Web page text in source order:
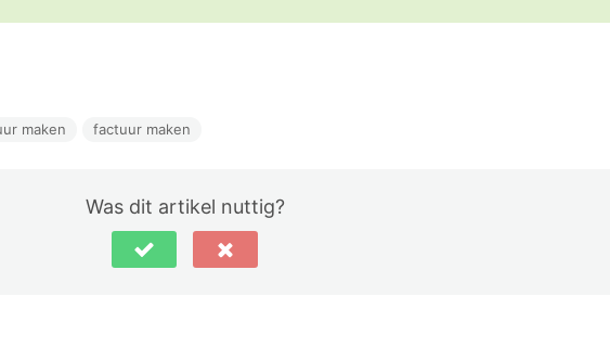
maken factuur maken
Was dit artikel nuttig?